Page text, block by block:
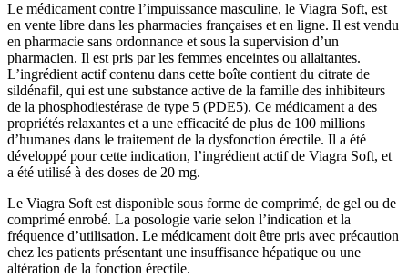
Le médicament contre l’impuissance masculine, le Viagra Soft, est
en vente libre dans les pharmacies françaises et en ligne. Il est vendu
en pharmacie sans ordonnance et sous la supervision d’un
pharmacien. Il est pris par les femmes enceintes ou allaitantes.
L’ingrédient actif contenu dans cette boîte contient du citrate de
sildénafil, qui est une substance active de la famille des inhibiteurs
de la phosphodiestérase de type 5 (PDE5). Ce médicament a des
propriétés relaxantes et a une efficacité de plus de 100 millions
d’humanes dans le traitement de la dysfonction érectile. Il a été
développé pour cette indication, l’ingrédient actif de Viagra Soft, et
a été utilisé à des doses de 20 mg.
Le Viagra Soft est disponible sous forme de comprimé, de gel ou de
comprimé enrobé. La posologie varie selon l’indication et la
fréquence d’utilisation. Le médicament doit être pris avec précaution
chez les patients présentant une insuffisance hépatique ou une
altération de la fonction érectile.